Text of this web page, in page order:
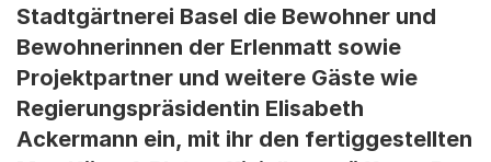
Stadtgärtnerei Basel die Bewohner und
Bewohnerinnen der Erlenmatt sowie
Projektpartner und weitere Gäste wie
Regierungspräsidentin Elisabeth
Ackermann ein, mit ihr den fertiggestellten